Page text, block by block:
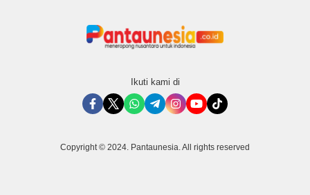
Ikuti kami di
Copyright © 2024. Pantaunesia. All rights reserved